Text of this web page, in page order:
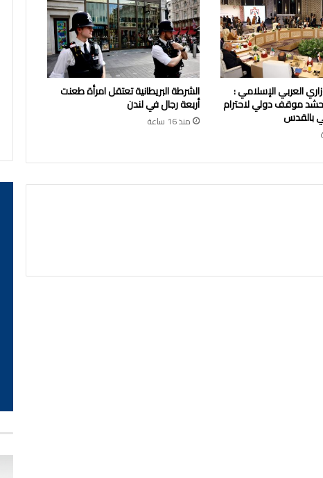
العربي الإسلامي :
موقف دولي لاحترام
بالقدس
الشرطة البريطانية تعتقل امرأة طعنت
أربعة رجال في لندن
منذ 16 ساعة